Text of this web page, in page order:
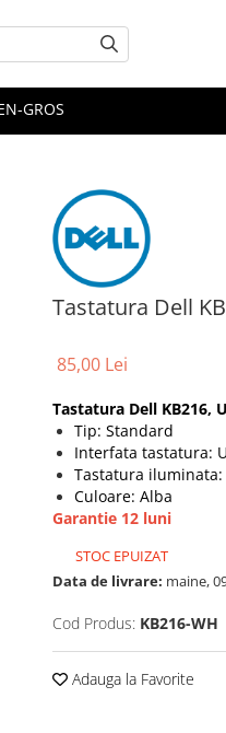
GROS
Tastatura Dell
85,00 Lei
Tastatura Dell KB216,
Tip: Standard
Interfata tastatura:
Tastatura iluminata:
Culoare: Alba
Garantie 12 luni
STOC EPUIZAT
Data de livrare: maine,
Cod Produs: KB216-WH
Adauga la Favorite